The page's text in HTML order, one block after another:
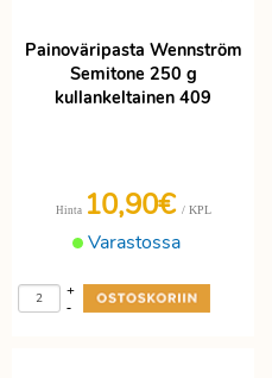
Painoväripasta Wennström
Semitone 250 g
kullankeltainen 409
Varastossa
Hinta 10,90€ / KPL
-
+